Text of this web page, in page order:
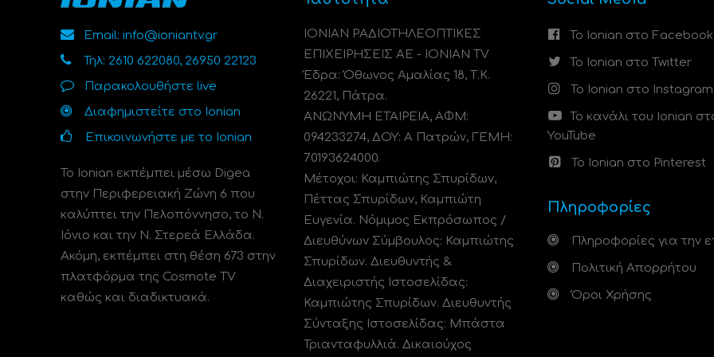
Email: info@ioniantv.gr
Τηλ: 2610 622080, 26950 22123
Παρακολουθήστε live
Διαφημιστείτε στο Ionian
Επικοινωνήστε με το Ionian
Το Ionian εκπέμπει μέσω Digea
στην Περιφερειακή Ζώνη 6 που
καλύπτει την Πελοπόννησο, το N.
Ιόνιο και την Ν. Στερεά Ελλάδα.
Ακόμη, εκπέμπει στη θέση 673 στην
πλατφόρμα της Cosmote TV
καθώς και διαδικτυακά.
ΙΟΝΙΑΝ ΡΑΔΙΟΤΗΛΕΟΠΤΙΚΕΣ
ΕΠΙΧΕΙΡΗΣΕΙΣ ΑΕ - IONIAN TV
Έδρα: Όθωνος Αμαλίας 18, Τ.Κ.
26221, Πάτρα.
ΑΝΩΝΥΜΗ ΕΤΑΙΡΕΙΑ, ΑΦΜ:
094233274, ΔΟΥ: A Πατρών, ΓΕΜΗ:
70193624000.
Μέτοχοι: Καμπιώτης Σπυρίδων,
Πέττας Σπυρίδων, Καμπιώτη
Ευγενία. Νόμιμος Εκπρόσωπος /
Διευθύνων Σύμβουλος: Καμπιώτης
Σπυρίδων. Διευθυντής &
Διαχειριστής Ιστοσελίδας:
Καμπιώτης Σπυρίδων. Διευθυντής
Σύνταξης Ιστοσελίδας: Μπάστα
Τριανταφυλλιά. Δικαιούχος
Το Ionian στο Facebook
Το Ionian στο Twitter
Το Ionian στο Instagram
Το κανάλι του Ionian
YouTube
Το Ionian στο Pinterest
Πληροφορίες
Πληροφορίες για την
Πολιτική Απορρήτου
Όροι Χρήσης